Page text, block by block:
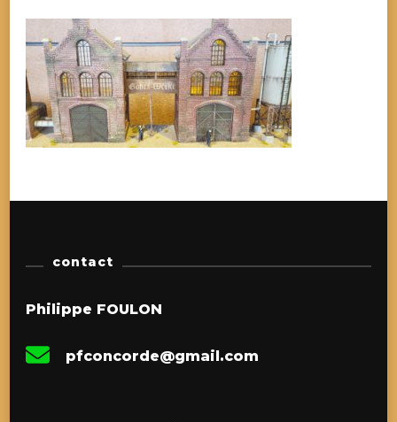
contact
Philippe FOULON
pfconcorde@gmail.com